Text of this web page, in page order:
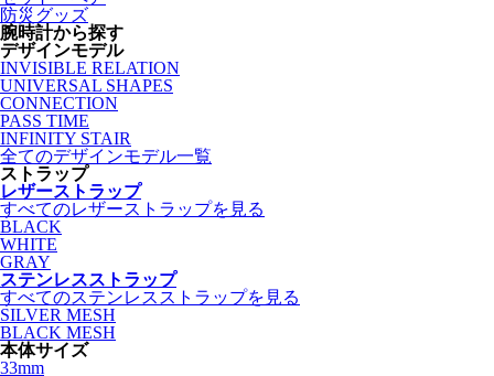
防災グッズ
腕時計から探す
デザインモデル
INVISIBLE RELATION
UNIVERSAL SHAPES
CONNECTION
PASS TIME
INFINITY STAIR
全てのデザインモデル一覧
ストラップ
レザーストラップ
すべてのレザーストラップを見る
BLACK
WHITE
GRAY
ステンレスストラップ
すべてのステンレスストラップを見る
SILVER MESH
BLACK MESH
本体サイズ
33mm